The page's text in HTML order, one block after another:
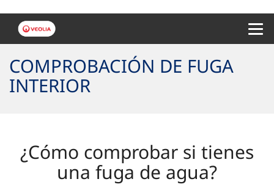
COMPROBACIÓN DE FUGA
INTERIOR
¿Cómo comprobar si tienes
una fuga de agua?